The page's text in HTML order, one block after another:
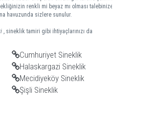
renkli mi beyaz mı olması talebinize
havuzunda sizlere sunulur.
, sineklik tamiri gibi ihtiyaçlarınızı da
Cumhuriyet Sineklik
Halaskargazi Sineklik
Mecidiyeköy Sineklik
Şişli Sineklik